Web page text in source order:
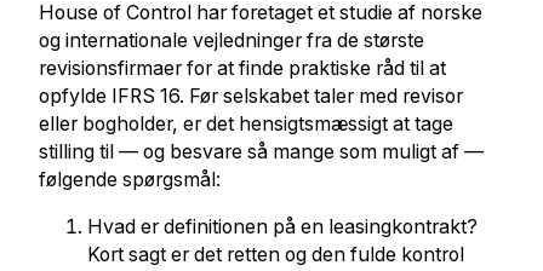
House of Control har foretaget et studie af norske
og internationale vejledninger fra de største
revisionsfirmaer for at finde praktiske råd til at
opfylde IFRS 16. Før selskabet taler med revisor
eller bogholder, er det hensigtsmæssigt at tage
stilling til — og besvare så mange som muligt af —
følgende spørgsmål:
Hvad er definitionen på en leasingkontrakt?
Kort sagt er det retten og den fulde kontrol